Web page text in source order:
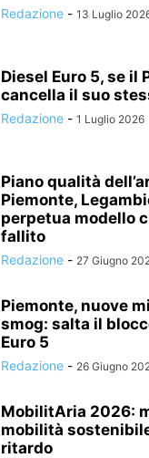
Redazione - 13 Luglio
Diesel Euro 5, se il
cancella il suo
Redazione - 1 Luglio 2026
Piano qualità
Piemonte,
perpetua modello
fallito
Redazione - 27 Giugno
Piemonte, nuove
smog: salta il
Euro 5
Redazione - 26 Giugno
MobilitAria 2026:
mobilità
ritardo